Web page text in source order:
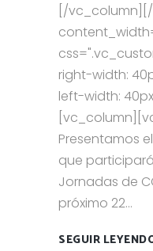
[/
right-width:
left-width:
Presentamos
que
Jornadas de
próximo 22...
SEGUIR